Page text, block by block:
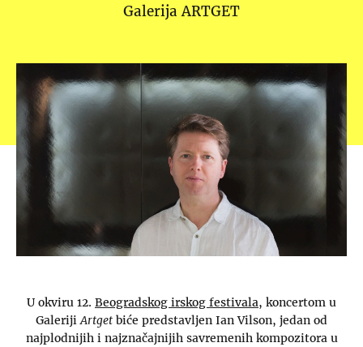
Galerija ARTGET
U okviru 12. Beogradskog irskog festivala, koncertom u
Galeriji Artget biće predstavljen Ian Vilson, jedan od
najplodnijih i najznačajnijih savremenih kompozitora u